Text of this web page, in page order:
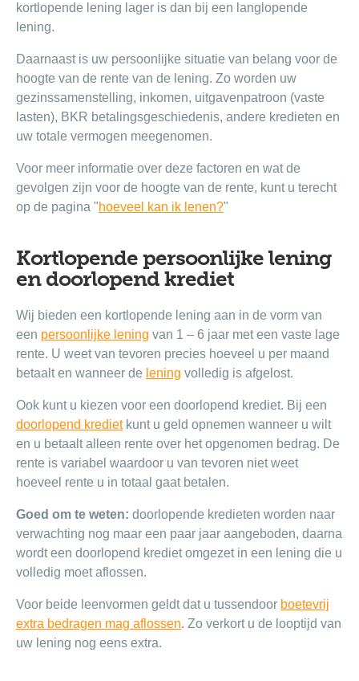
kortlopende lening lager is dan bij een langlopende
lening.
Daarnaast is uw persoonlijke situatie van belang voor de
hoogte van de rente van de lening. Zo worden uw
gezinssamenstelling, inkomen, uitgavenpatroon (vaste
lasten), BKR betalingsgeschiedenis, andere kredieten en
uw totale vermogen meegenomen.
Voor meer informatie over deze factoren en wat de
gevolgen zijn voor de hoogte van de rente, kunt u terecht
op de pagina "hoeveel kan ik lenen?"
Kortlopende persoonlijke lening
en doorlopend krediet
Wij bieden een kortlopende lening aan in de vorm van
een persoonlijke lening van 1 – 6 jaar met een vaste lage
rente. U weet van tevoren precies hoeveel u per maand
betaalt en wanneer de lening volledig is afgelost.
Ook kunt u kiezen voor een doorlopend krediet. Bij een
doorlopend kredietkunt u geld opnemen wanneer u wilt
en u betaalt alleen rente over het opgenomen bedrag. De
rente is variabel waardoor u van tevoren niet weet
hoeveel rente u in totaal gaat betalen.
Goed om te weten: doorlopende kredieten worden naar
verwachting nog maar een paar jaar aangeboden, daarna
wordt een doorlopend krediet omgezet in een lening die u
volledig moet aflossen.
Voor beide leenvormen geldt dat u tussendoor boetevrij
extra bedragen mag aflossen. Zo verkort u de looptijd van
uw lening nog eens extra.